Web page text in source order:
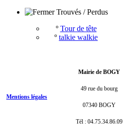
Trouvés / Perdus
º Tour de tête
º talkie walkie
Mentions légales
Mairie de BOGY
49 rue du bourg
07340 BOGY
Tél : 04.75.34.86.09